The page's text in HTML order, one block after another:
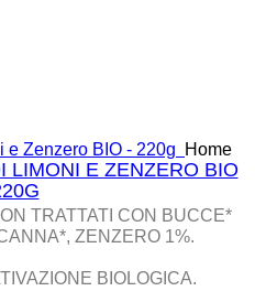
Home
LIMONI E ZENZERO BIO
TRATTATI CON BUCCE*
ZENZERO 1%.
BIOLOGICA.